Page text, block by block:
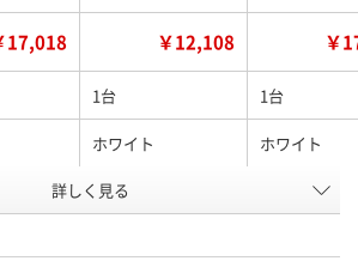
17,018 ￥12,108 ￥
1台 1台
ホワイト ホワイト
1列
詳しく見る